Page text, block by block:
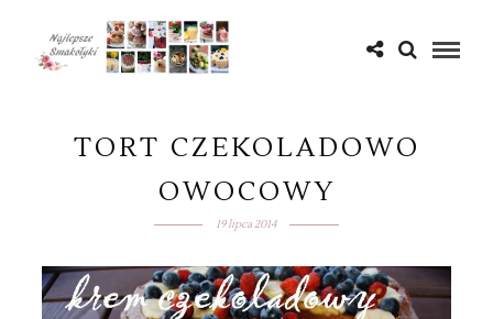
TORT CZEKOLADOWO
OWOCOWY
19 lipca 2014